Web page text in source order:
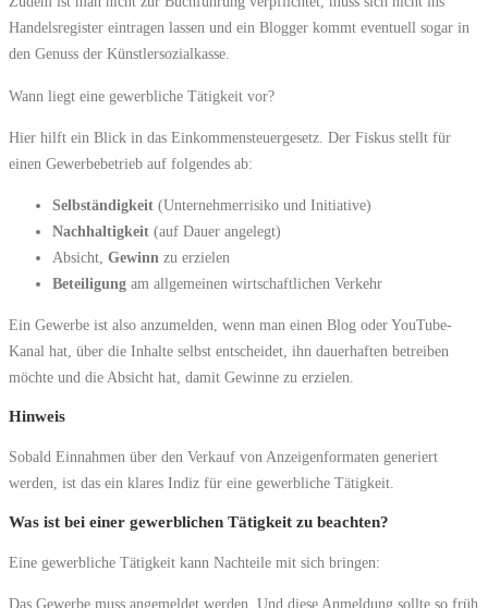
Handelsregister eintragen lassen und ein Blogger kommt eventuell sogar in
den Genuss der Künstlersozialkasse.
Wann liegt eine gewerbliche Tätigkeit vor?
Hier hilft ein Blick in das Einkommensteuergesetz. Der Fiskus stellt für
einen Gewerbebetrieb auf folgendes ab:
Selbständigkeit (Unternehmerrisiko und Initiative)
Nachhaltigkeit (auf Dauer angelegt)
Absicht, Gewinn zu erzielen
Beteiligung am allgemeinen wirtschaftlichen Verkehr
Ein Gewerbe ist also anzumelden, wenn man einen Blog oder YouTube-
Kanal hat, über die Inhalte selbst entscheidet, ihn dauerhaften betreiben
möchte und die Absicht hat, damit Gewinne zu erzielen.
Hinweis
Sobald Einnahmen über den Verkauf von Anzeigenformaten generiert
werden, ist das ein klares Indiz für eine gewerbliche Tätigkeit.
Was ist bei einer gewerblichen Tätigkeit zu beachten?
Eine gewerbliche Tätigkeit kann Nachteile mit sich bringen:
Das Gewerbe muss angemeldet werden. Und diese Anmeldung sollte so früh